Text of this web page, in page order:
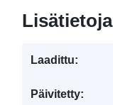
Lisätietoja
Laadittu:
Päivitetty: